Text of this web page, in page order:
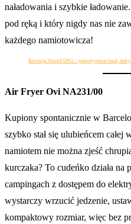
naładowania i szybkie
pod ręką i który nigdy nas nie
każdego namiotowicza!
Recenzja Newell GP12 – potężny power bank,
Air Fryer Ovi NA231/00
Kupiony spontanicznie w
szybko stał się ulubieńcem
namiotem nie można zjeść
kurczaka? To cudeńko działa na
campingach z dostępem do
wystarczy wrzucić jedzenie,
kompaktowy rozmiar, więc bez